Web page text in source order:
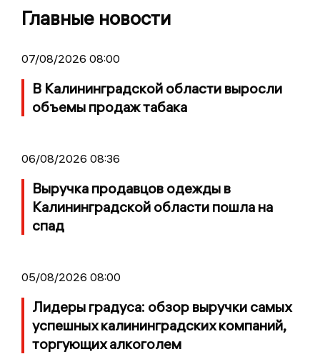
Главные новости
07/08/2026 08:00
В Калининградской области выросли
объемы продаж табака
06/08/2026 08:36
Выручка продавцов одежды в
Калининградской области пошла на
спад
05/08/2026 08:00
Лидеры градуса: обзор выручки самых
успешных калининградских компаний,
торгующих алкоголем